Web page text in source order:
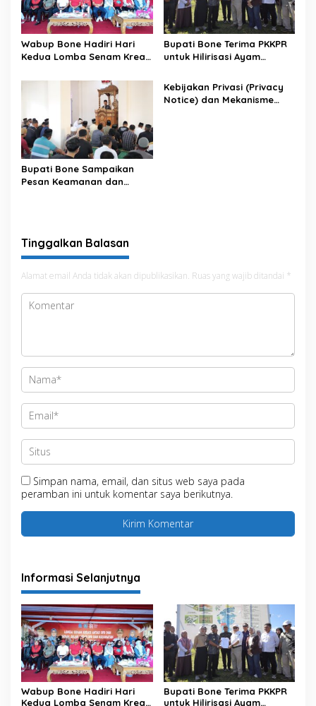
Wabup Bone Hadiri Hari
Kedua Lomba Senam Kreasi
Bupati Bone Terima PKKPR
untuk Hilirisasi Ayam
Bupati Bone Sampaikan
Pesan Keamanan dan
Kebijakan Privasi (Privacy
Notice) dan Mekanisme
Tinggalkan Balasan
Alamat email Anda tidak akan dipublikasikan. Ruas yang wajib ditandai *
Simpan nama, email, dan situs web saya pada
peramban ini untuk komentar saya berikutnya.
Informasi Selanjutnya
Wabup Bone Hadiri Hari
Kedua Lomba Senam Kreasi
Bupati Bone Terima PKKPR
untuk Hilirisasi Ayam